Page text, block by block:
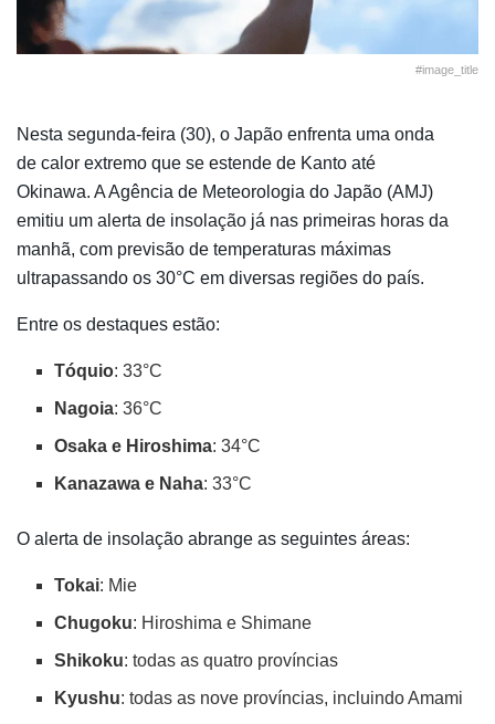
#image_title
Nesta segunda-feira (30), o Japão enfrenta uma onda
de calor extremo que se estende de Kanto até
Okinawa. A Agência de Meteorologia do Japão (AMJ)
emitiu um alerta de insolação já nas primeiras horas da
manhã, com previsão de temperaturas máximas
ultrapassando os 30°C em diversas regiões do país.
Entre os destaques estão:
Tóquio: 33°C
Nagoia: 36°C
Osaka e Hiroshima: 34°C
Kanazawa e Naha: 33°C
O alerta de insolação abrange as seguintes áreas:
Tokai: Mie
Chugoku: Hiroshima e Shimane
Shikoku: todas as quatro províncias
Kyushu: todas as nove províncias, incluindo Amami